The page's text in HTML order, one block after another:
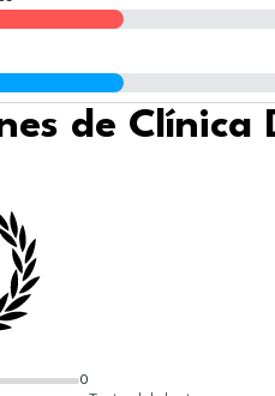
de
0